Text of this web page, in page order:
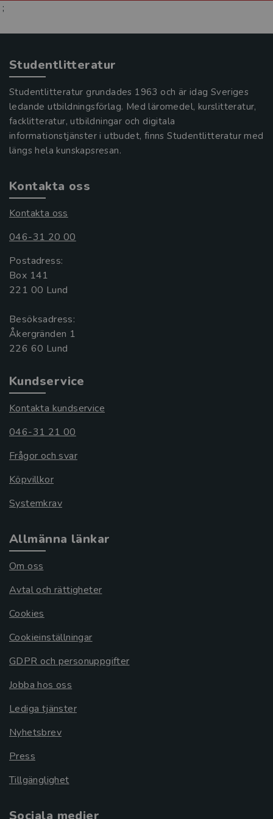
;
Studentlitteratur
Studentlitteratur grundades 1963 och är idag Sveriges
ledande utbildningsförlag. Med läromedel, kurslitteratur,
facklitteratur, utbildningar och digitala
informationstjänster i utbudet, finns Studentlitteratur med
längs hela kunskapsresan.
Kontakta oss
Kontakta oss
046-31 20 00
Postadress:
Box 141
221 00 Lund
Besöksadress:
Åkergränden 1
Kundservice
Kontakta kundservice
046-31 21 00
Frågor och svar
Köpvillkor
Systemkrav
Allmänna länkar
Om oss
Avtal och rättigheter
Cookies
Cookieinställningar
GDPR och personuppgifter
Jobba hos oss
Lediga tjänster
Nyhetsbrev
Press
Tillgänglighet
Sociala medier